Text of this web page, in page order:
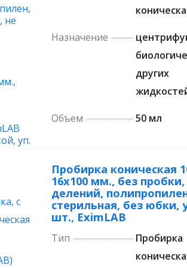
Назначение
других
Объем 50 мл
Пробирка коническая
16х100 мм., без
делений,
стерильная, без юбки,
шт., EximLAB
Тип
Пробирка